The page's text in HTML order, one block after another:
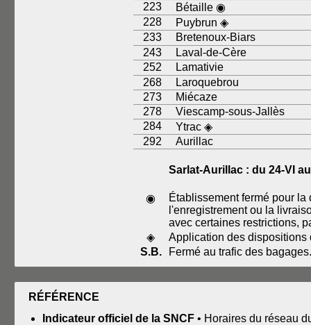
223
Bétaille ◉
228
Puybrun ◈
233
Bretenoux-Biars
243
Laval-de-Cère
252
Lamativie
268
Laroquebrou
273
Miécaze
278
Viescamp-sous-Jallès
284
Ytrac ◈
292
Aurillac
Sarlat-Aurillac : du 24-VI au
◉
Établissement fermé pour
l'enregistrement ou la
avec certaines restrictions,
◈
Application des
S.B.
Fermé au trafic des bagages.
RÉFÉRENCE
Indicateur officiel de la SNCF • Horaires du réseau